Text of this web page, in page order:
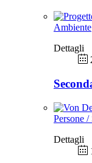
Ambiente
Dettagli
Persone /
Dettagli